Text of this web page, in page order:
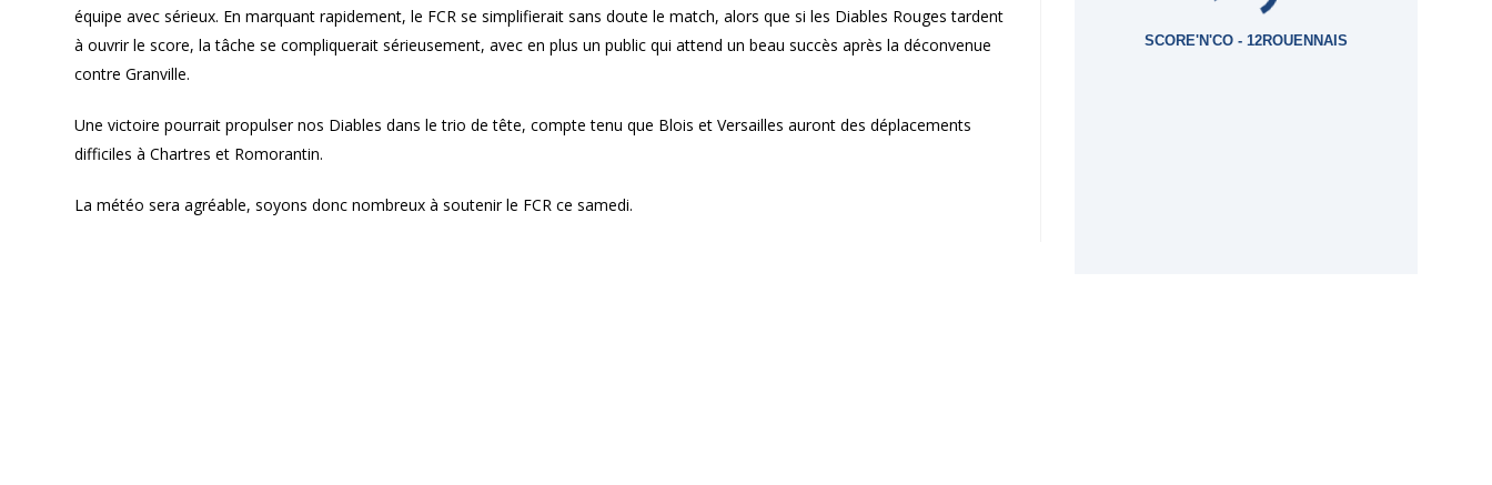
équipe avec sérieux. En marquant rapidement, le FCR se simplifierait sans doute le match, alors que si les Diables Rouges tardent
à ouvrir le score, la tâche se compliquerait sérieusement, avec en plus un public qui attend un beau succès après la déconvenue
contre Granville.
Une victoire pourrait propulser nos Diables dans le trio de tête, compte tenu que Blois et Versailles auront des déplacements
difficiles à Chartres et Romorantin.
La météo sera agréable, soyons donc nombreux à soutenir le FCR ce samedi.
SCORE'N'CO - 12ROUENNAIS